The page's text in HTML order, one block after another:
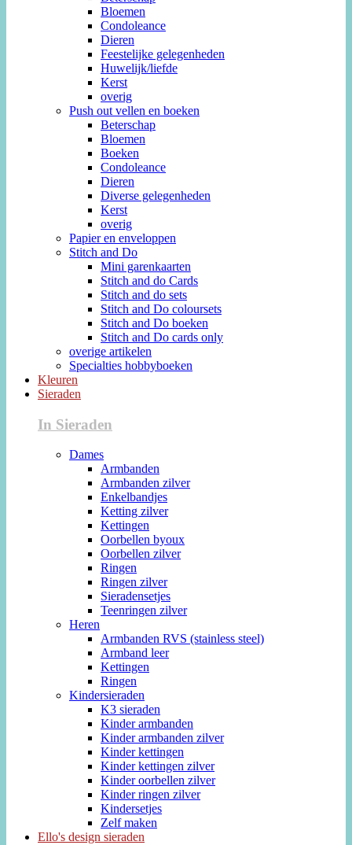
Bloemen
Condoleance
Dieren
Feestelijke gelegenheden
Huwelijk/liefde
Kerst
overig
Push out vellen en boeken
Beterschap
Bloemen
Boeken
Condoleance
Dieren
Diverse gelegenheden
Kerst
overig
Papier en enveloppen
Stitch and Do
Mini garenkaarten
Stitch and do Cards
Stitch and do sets
Stitch and Do coloursets
Stitch and Do boeken
Stitch and Do cards only
overige artikelen
Specialties hobbyboeken
Kleuren
Sieraden
In Sieraden
Dames
Armbanden
Armbanden zilver
Enkelbandjes
Ketting zilver
Kettingen
Oorbellen byoux
Oorbellen zilver
Ringen
Ringen zilver
Sieradensetjes
Teenringen zilver
Heren
Armbanden RVS (stainless steel)
Armband leer
Kettingen
Ringen
Kindersieraden
K3 sieraden
Kinder armbanden
Kinder armbanden zilver
Kinder kettingen
Kinder kettingen zilver
Kinder oorbellen zilver
Kinder ringen zilver
Kindersetjes
Zelf maken
Ello's design sieraden